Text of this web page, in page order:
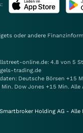
oder andere
online.de: 4.8 von 5
trading.de
Deutsche Börsen +15
Min. Dow Jones +15 Min.
Holding AG - Alle